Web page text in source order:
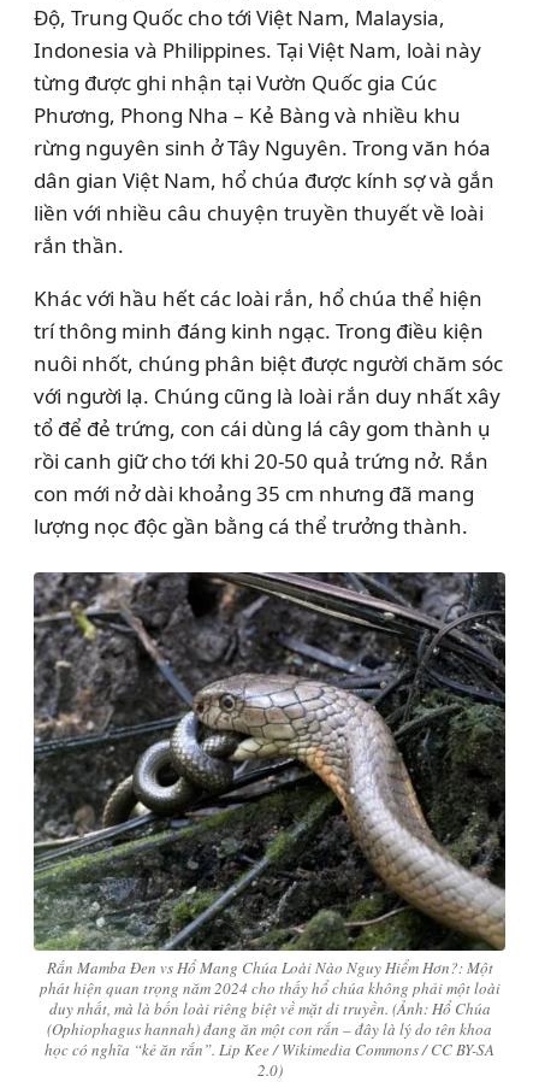
Độ, Trung Quốc cho tới Việt Nam, Malaysia,
Indonesia và Philippines. Tại Việt Nam, loài này
từng được ghi nhận tại Vườn Quốc gia Cúc
Phương, Phong Nha – Kẻ Bàng và nhiều khu
rừng nguyên sinh ở Tây Nguyên. Trong văn hóa
dân gian Việt Nam, hổ chúa được kính sợ và gắn
liền với nhiều câu chuyện truyền thuyết về loài
rắn thần.
Khác với hầu hết các loài rắn, hổ chúa thể hiện
trí thông minh đáng kinh ngạc. Trong điều kiện
nuôi nhốt, chúng phân biệt được người chăm sóc
với người lạ. Chúng cũng là loài rắn duy nhất xây
tổ để đẻ trứng, con cái dùng lá cây gom thành ụ
rồi canh giữ cho tới khi 20-50 quả trứng nở. Rắn
con mới nở dài khoảng 35 cm nhưng đã mang
lượng nọc độc gần bằng cá thể trưởng thành.
Rắn Mamba Đen vs Hổ Mang Chúa Loài Nào Nguy Hiểm Hơn?: Một
phát hiện quan trọng năm 2024 cho thấy hổ chúa không phải một loài
duy nhất, mà là bốn loài riêng biệt về mặt di truyền. (Ảnh: Hổ Chúa
(Ophiophagus hannah) đang ăn một con rắn – đây là lý do tên khoa
học có nghĩa “kẻ ăn rắn”. Lip Kee / Wikimedia Commons / CC BY-SA
2.0)